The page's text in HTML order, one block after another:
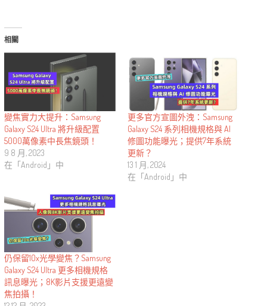
相關
變焦實力大提升：Samsung
Galaxy S24 Ultra 將升級配置
5000萬像素中長焦鏡頭！
9 8 月, 2023
在「Android」中
更多官方宣圖外洩：Samsung
Galaxy S24 系列相機規格與 AI
修圖功能曝光；提供7年系統
更新？
13 1 月, 2024
在「Android」中
仍保留10x光學變焦？Samsung
Galaxy S24 Ultra 更多相機規格
訊息曝光；8K影片支援更遠變
焦拍攝！